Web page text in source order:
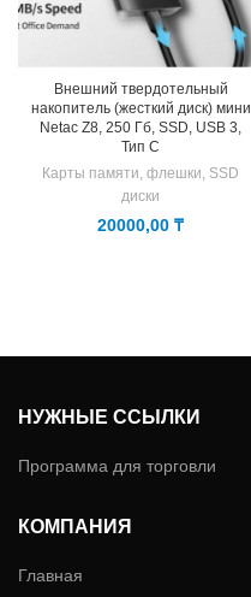
Внешний твердотельный
накопитель (жесткий диск) мини
Netac Z8, 250 Гб, SSD, USB 3,
Тип C
Карты памяти, флешки, SSD
диски
20000,00 ₸
НУЖНЫЕ ССЫЛКИ
Программа для торговли
КОМПАНИЯ
Главная